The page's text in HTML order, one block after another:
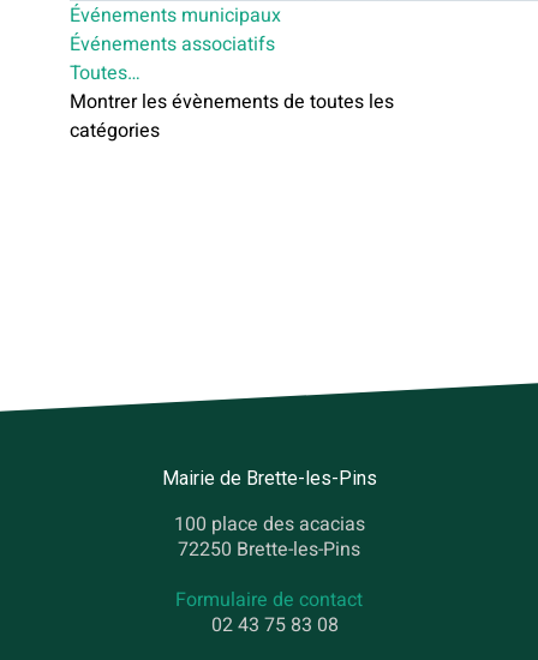
Événements municipaux
Événements associatifs
Toutes…
Montrer les évènements de toutes les
catégories
Mairie de Brette-les-Pins
100 place des acacias
72250 Brette-les-Pins
Formulaire de contact
02 43 75 83 08